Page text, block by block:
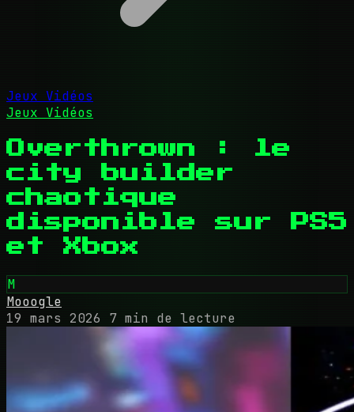
Jeux Vidéos
Jeux Vidéos
Overthrown : le
city builder
chaotique
disponible sur PS5
et Xbox
M
Mooogle
19 mars 2026
7 min de lecture